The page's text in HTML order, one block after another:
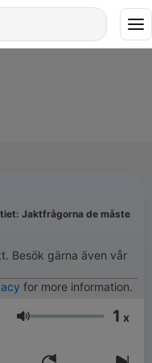
Jaktfrågorna de måste
Besök gärna även vår
for more information.
Volym 1 x